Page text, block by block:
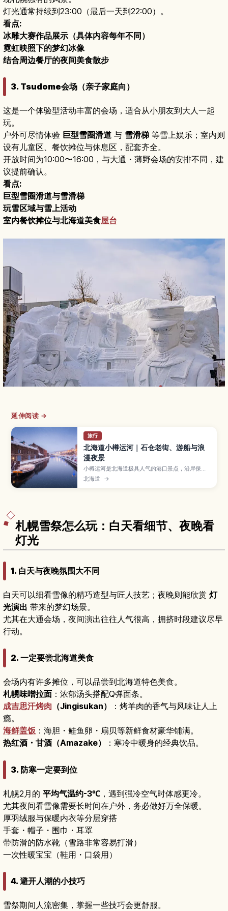
灯光通常持续到23:00（最后一天到22:00）。
看点:
冰雕大赛作品展示（具体内容每年不同）
霓虹映照下的梦幻冰像
结合周边餐厅的夜间美食散步
3. Tsudome会场（亲子家庭向）
这是一个体验型活动丰富的会场，适合从小朋友到大人一起
玩。
户外可尽情体验 巨型雪圈滑道 与 雪滑梯 等雪上娱乐；室内则
设有儿童区、餐饮摊位与休息区，配套齐全。
开放时间为10:00〜16:00，与大通・薄野会场的安排不同，建
议提前确认。
看点:
巨型雪圈滑道与雪滑梯
玩雪区域与雪上活动
室内餐饮摊位与北海道美食屋台
延伸阅读 →
旅行
北海道小樽运河｜石仓老街、游船与浪
漫夜景
小樽运河是北海道极具人气的港口景点，沿岸保留
着石造仓库和复古煤气灯，白天适合散步拍照，夜
晚灯光倒映在水面格外浪漫。文章介绍运河的历
北海道 →
札幌雪祭怎么玩：白天看细节、夜晚看
灯光
1. 白天与夜晚氛围大不同
白天可以细看雪像的精巧造型与匠人技艺；夜晚则能欣赏 灯
光演出 带来的梦幻场景。
尤其在大通会场，夜间演出往往人气很高，拥挤时段建议尽早
行动。
2. 一定要尝北海道美食
会场内有许多摊位，可以品尝到北海道特色美食。
札幌味噌拉面 ：浓郁汤头搭配Q弹面条。
成吉思汗烤肉 （Jingisukan）
：烤羊肉的香气与风味让人上
瘾。
海鲜盖饭 ：海胆・鲑鱼卵・扇贝等新鲜食材豪华铺满。
热红酒・甘酒（Amazake）
：寒冷中暖身的经典饮品。
3. 防寒一定要到位
札幌2月的 平均气温约-3℃ ，遇到强冷空气时体感更冷。
尤其夜间看雪像需要长时间在户外，务必做好万全保暖。
厚羽绒服与保暖内衣等分层穿搭
手套・帽子・围巾・耳罩
带防滑的防水靴（雪路非常容易打滑）
一次性暖宝宝（鞋用・口袋用）
4. 避开人潮的小技巧
雪祭期间人流密集，掌握一些技巧会更舒服。